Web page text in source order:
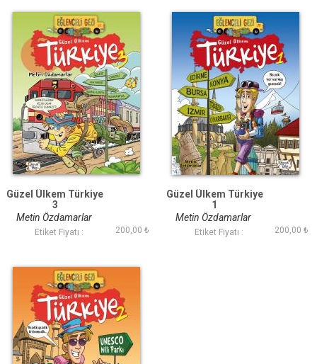
Güzel Ülkem Türkiye
3
Metin Özdamarlar
Etiket Fiyatı : 200,00 ₺
Güzel Ülkem Türkiye
1
Metin Özdamarlar
Etiket Fiyatı : 200,00 ₺